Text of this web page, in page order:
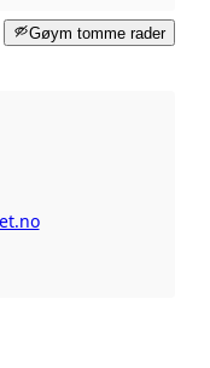
Gøym tomme rader